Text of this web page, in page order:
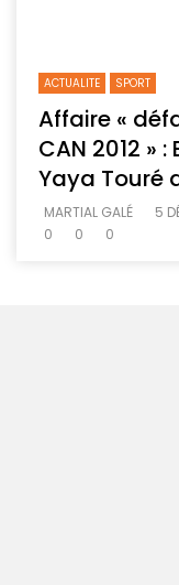
ACTUALITE SPORT
Affaire «
CAN 2012 »
Yaya Touré
MARTIAL GALÉ
5
0
0 0